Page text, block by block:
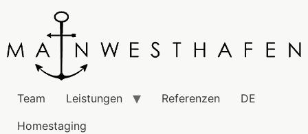
Team Leistungen Referenzen
DE
Homestaging